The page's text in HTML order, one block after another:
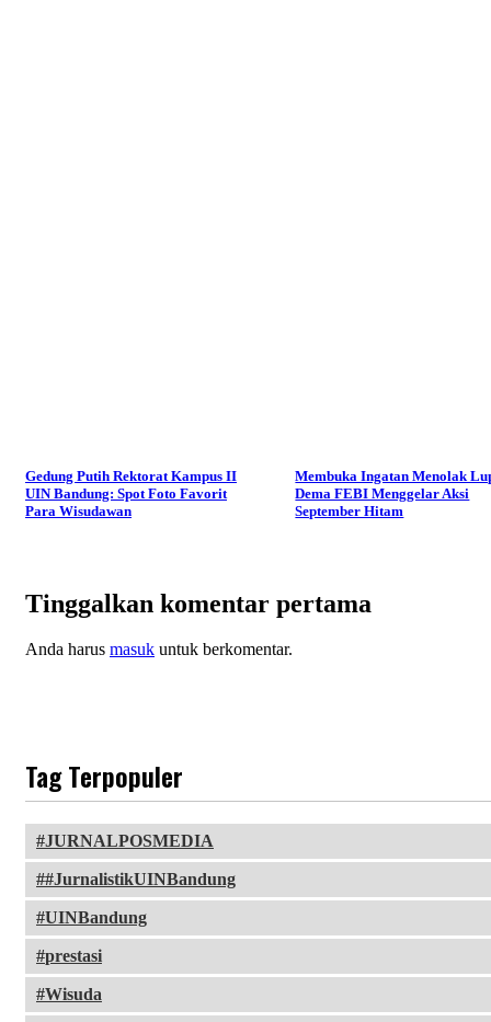
Gedung Putih Rektorat Kampus II
UIN Bandung: Spot Foto Favorit
Para Wisudawan
Membuka Ingatan Menolak
Dema FEBI Menggelar Aksi
September Hitam
Tinggalkan komentar pertama
Anda harus masuk untuk berkomentar.
Tag Terpopuler
JURNALPOSMEDIA
#JurnalistikUINBandung
UINBandung
prestasi
Wisuda